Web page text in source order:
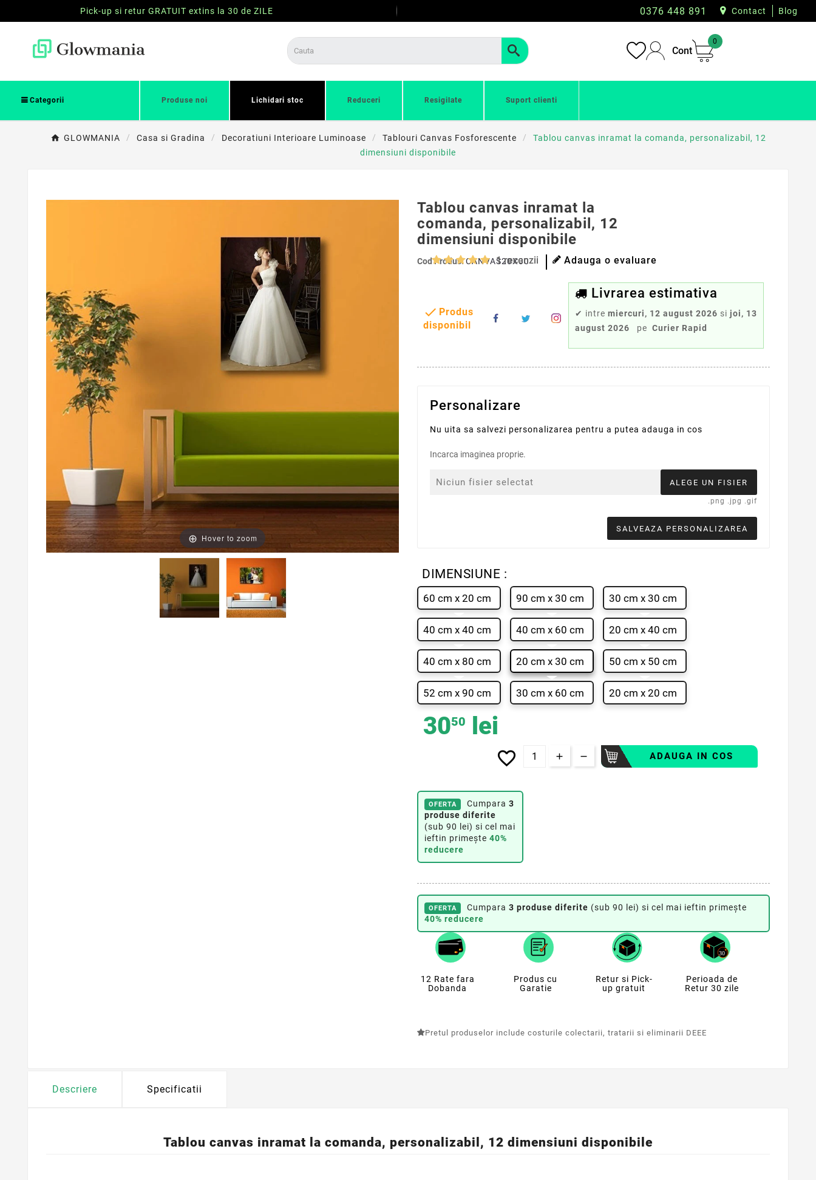
0376 448 891
Pick-up si retur GRATUIT extins la 30 de ZILE Contact Blog
Cont
0
Categorii Produse noi Lichidari stoc Reduceri Resigilate Suport clienti
GLOWMANIA Casa si Gradina Decoratiuni Interioare Luminoase Tablouri Canvas Fosforescente
Tablou canvas inramat la comanda, personalizabil, 12
dimensiuni disponibile
Hover to zoom
Tablou canvas inramat la
comanda, personalizabil, 12
dimensiuni disponibile
Cod Produs:CANVAS20X30
1recenzii Adauga o evaluare
 Produs
disponibil
Livrarea estimativa
✔ intre miercuri, 12 august 2026 si joi, 13
august 2026
pe Curier Rapid
Personalizare
Nu uita sa salvezi personalizarea pentru a putea adauga in cos
Incarca imaginea proprie.
Niciun fisier selectat ALEGE UN FISIER
.png .jpg .gif
SALVEAZA PERSONALIZAREA
DIMENSIUNE :
60 cm x 20 cm 90 cm x 30 cm 30 cm x 30 cm
40 cm x 40 cm 40 cm x 60 cm 20 cm x 40 cm
40 cm x 80 cm 20 cm x 30 cm 50 cm x 50 cm
52 cm x 90 cm 30 cm x 60 cm 20 cm x 20 cm
3050 lei
favorite_border
OFERTA Cumpara 3
produse diferite
(sub 90 lei) si cel mai
ieftin primește 40%
reducere
ADAUGA IN COS
OFERTA Cumpara 3 produse diferite (sub 90 lei) si cel mai ieftin primește
40% reducere
12 Rate fara
Dobanda
Produs cu
Garatie
Retur si Pick-
up gratuit
Perioada de
Retur 30 zile
Pretul produselor include costurile colectarii, tratarii si eliminarii DEEE
Descriere Specificatii
Tablou canvas inramat la comanda, personalizabil, 12 dimensiuni disponibile